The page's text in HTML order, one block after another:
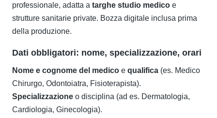
professionale, adatta a targhe studio medico e
strutture sanitarie private. Bozza digitale inclusa prima
della produzione.
Dati obbligatori: nome, specializzazione, orari
Nome e cognome del medico e qualifica (es. Medico
Chirurgo, Odontoiatra, Fisioterapista).
Specializzazione o disciplina (ad es. Dermatologia,
Cardiologia, Ginecologia).